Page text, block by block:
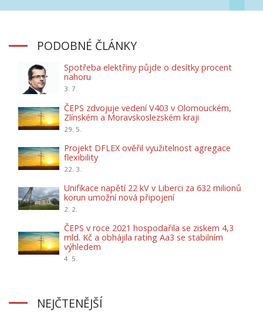
PODOBNÉ ČLÁNKY
Spotřeba elektřiny půjde o desítky procent
nahoru
3. 7.
ČEPS zdvojuje vedení V403 v Olomouckém,
Zlínském a Moravskoslezském kraji
29. 5.
Projekt DFLEX ověřil využitelnost agregace
flexibility
22. 3.
Unifikace napětí 22 kV v Liberci za 632 milionů
korun umožní nová připojení
2. 2.
ČEPS v roce 2021 hospodařila se ziskem 4,3
mld. Kč a obhájila rating Aa3 se stabilním
výhledem
4. 5.
NEJČTENĚJŠÍ